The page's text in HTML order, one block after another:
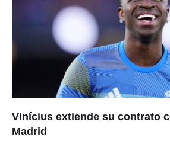
Vinícius extiende su contrato
Madrid